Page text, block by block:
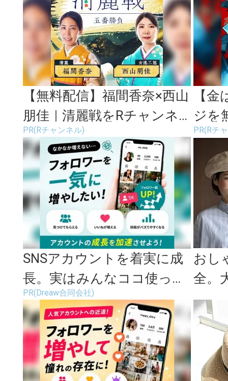
【無料配信】福間香奈×西山
朋佳｜清麗戦をRチャンネ
ルで！
PR(Rチャンネル)
【
ジを
ンネ
PR(Rチ
SNSアカウントを着実に成
長。実はみんなココ使って
ます。
PR(Dreaw合同会社)
おし
全。
映え